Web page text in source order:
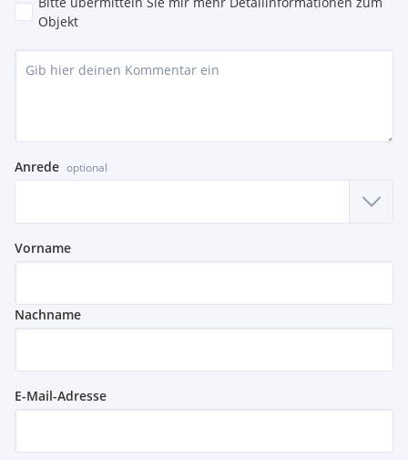
Objekt
Anrede optional
Vorname
Nachname
E-Mail-Adresse